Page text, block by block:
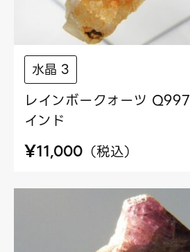
水晶 3
レインボークォーツ Q997
インド
¥11,000 （税込）